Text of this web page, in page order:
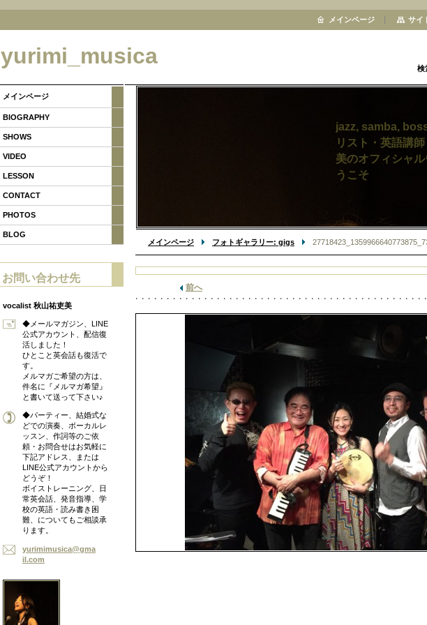
yurimi_musica 検
jazz, samba,
リスト・英
美のオフィシャ
うこそ
メインページ フォトギャラリー: gigs
前へ
メインページ
BIOGRAPHY
SHOWS
VIDEO
LESSON
CONTACT
PHOTOS
BLOG
お問い合わせ先
vocalist 秋山祐吏美
◆メールマガジン、LINE
公式アカウント、配信復
活しました！
ひとこと英会話も復活で
す。
メルマガご希望の方は、
件名に『メルマガ希望』
と書いて送って下さい♪
◆パーティー、結婚式な
どでの演奏、ボーカルレ
ッスン、作詞等のご依
頼・お問合せはお気軽に
下記アドレス、または
LINE公式アカウントから
どうぞ！
ボイストレーニング、日
常英会話、発音指導、学
校の英語・読み書き困
難、についてもご相談承
ります。
yurimimusica@gma
il.com
メインページ サイ